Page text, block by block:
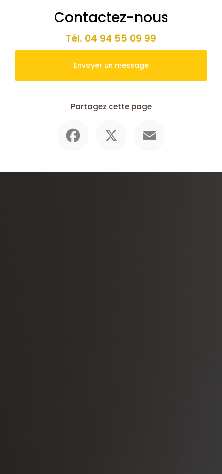
Contactez-nous
Tél. 04 94 55 09 99
Envoyer un message
Partagez cette page